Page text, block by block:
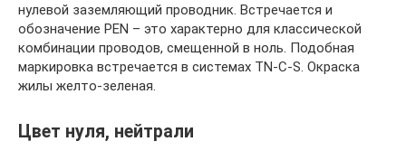
нулевой заземляющий проводник. Встречается и
обозначение PEN – это характерно для классической
комбинации проводов, смещенной в ноль. Подобная
маркировка встречается в системах TN-C-S. Окраска
жилы желто-зеленая.
Цвет нуля, нейтрали